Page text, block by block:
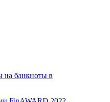
на банкноты в